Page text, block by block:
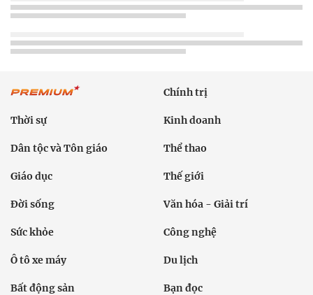
Chính trị
Thời sự Kinh doanh
Dân tộc và Tôn giáo Thể thao
Giáo dục Thế giới
Đời sống Văn hóa - Giải trí
Sức khỏe Công nghệ
Ô tô xe máy Du lịch
Bất động sản Bạn đọc